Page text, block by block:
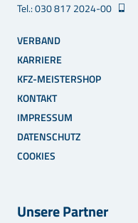
Tel.: 030 817 2024-00
VERBAND
KARRIERE
KFZ-MEISTERSHOP
KONTAKT
IMPRESSUM
DATENSCHUTZ
COOKIES
Unsere Partner